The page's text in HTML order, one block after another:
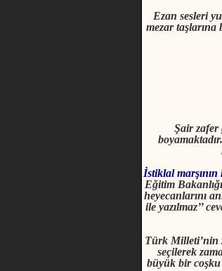
Ezan sesleri
mezar taşlarına
Şair zafer
İstiklal
Eğitim
heyecanlarını
ile yazılmaz’’
Türk Milleti’nin
seçilerek
büyük bir